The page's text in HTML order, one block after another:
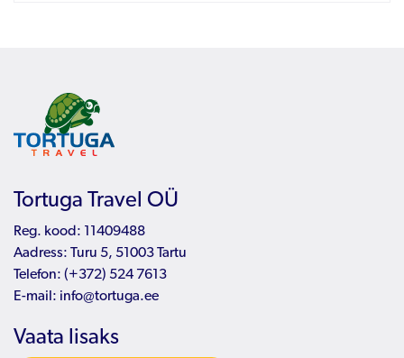
Tortuga Travel OÜ
Reg. kood: 11409488
Aadress: Turu 5, 51003 Tartu
Telefon: (+372) 524 7613
E-mail: info@tortuga.ee
Vaata lisaks